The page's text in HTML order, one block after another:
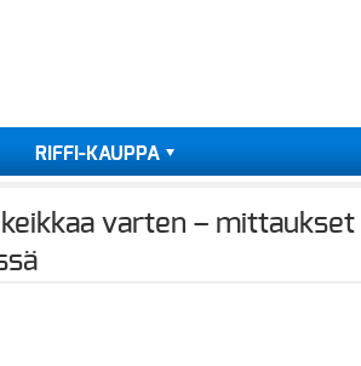
RIFFI-KAUPPA
varten – mittaukset